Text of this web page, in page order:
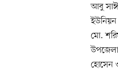
আবু
ইউনিয়ন
মো.
হোসেন